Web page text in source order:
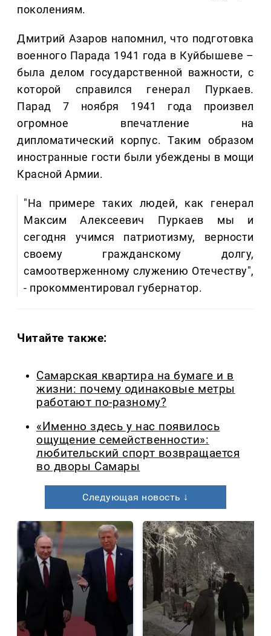
поколениям.
Дмитрий Азаров напомнил, что подготовка
военного Парада 1941 года в Куйбышеве –
была делом государственной важности, с
которой справился генерал Пуркаев.
Парад 7 ноября 1941 года произвел
огромное впечатление на
дипломатический корпус. Таким образом
иностранные гости были убеждены в мощи
Красной Армии.
"На примере таких людей, как генерал
Максим Алексеевич Пуркаев мы и
сегодня учимся патриотизму, верности
своему гражданскому долгу,
самоотверженному служению Отечеству",
- прокомментировал губернатор.
Читайте также:
Самарская квартира на бумаге и в
жизни: почему одинаковые метры
работают по-разному?
«Именно здесь у нас появилось
ощущение семейственности»:
любительский спорт возвращается
во дворы Самары
Следующая новость ↓